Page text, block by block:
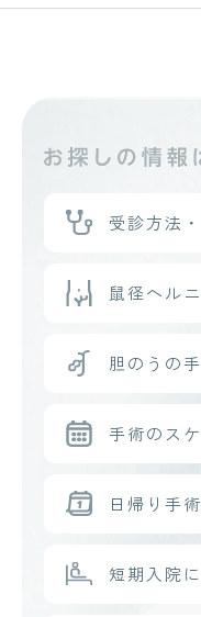
受診方法
鼠径ヘル
胆のうの
手術のス
日帰り手術
短期入院